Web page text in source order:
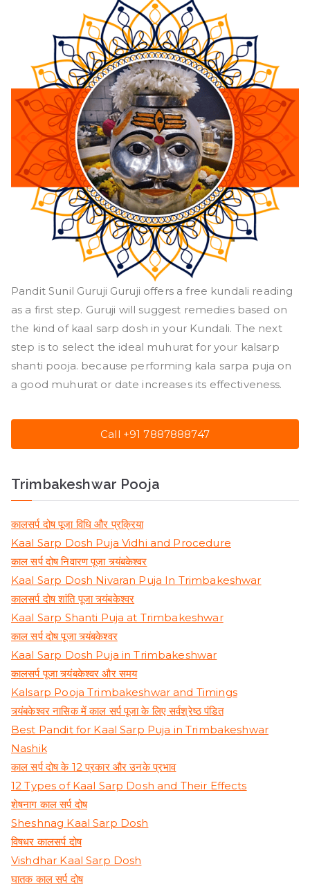
Pandit Sunil Guruji Guruji offers a free kundali reading
as a first step. Guruji will suggest remedies based on
the kind of kaal sarp dosh in your Kundali. The next
step is to select the ideal muhurat for your kalsarp
shanti pooja. because performing kala sarpa puja on
a good muhurat or date increases its effectiveness.
Call +91 7887888747
Trimbakeshwar Pooja
कालसर्प दोष पूजा विधि और प्रक्रिया
Kaal Sarp Dosh Puja Vidhi and Procedure
काल सर्प दोष निवारण पूजा त्र्यंबकेश्वर
Kaal Sarp Dosh Nivaran Puja In Trimbakeshwar
कालसर्प दोष शांति पूजा त्र्यंबकेश्वर
Kaal Sarp Shanti Puja at Trimbakeshwar
काल सर्प दोष पूजा त्र्यंबकेश्वर
Kaal Sarp Dosh Puja in Trimbakeshwar
कालसर्प पूजा त्र्यंबकेश्वर और समय
Kalsarp Pooja Trimbakeshwar and Timings
त्र्यंबकेश्वर नासिक में काल सर्प पूजा के लिए सर्वश्रेष्ठ पंडित
Best Pandit for Kaal Sarp Puja in Trimbakeshwar
Nashik
काल सर्प दोष के 12 प्रकार और उनके प्रभाव
12 Types of Kaal Sarp Dosh and Their Effects
शेषनाग काल सर्प दोष
Sheshnag Kaal Sarp Dosh
विषधर कालसर्प दोष
Vishdhar Kaal Sarp Dosh
घातक काल सर्प दोष